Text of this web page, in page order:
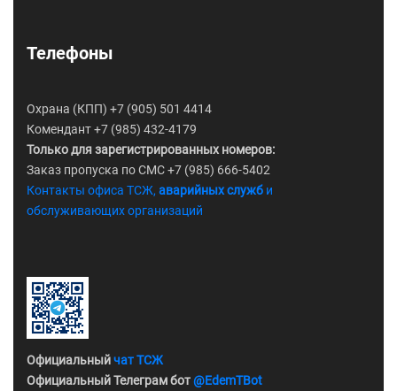
Телефоны
Охрана (КПП) +7 (905) 501 4414
Комендант +7 (985) 432-4179
Только для зарегистрированных номеров:
Заказ пропуска по СМС +7 (985) 666-5402
Контакты офиса ТСЖ, аварийных служб и
обслуживающих организаций
Официальныйчат ТСЖ
Официальный Телеграм бот@EdemTBot